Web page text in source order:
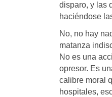
disparo, y las
haciéndose
No, no hay
matanza
No es una
opresor. Es
calibre moral
hospitales,